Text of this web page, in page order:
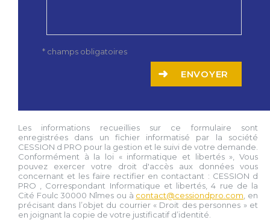
* champs obligatoires
ENVOYER
Les informations recueillies sur ce formulaire sont
enregistrées dans un fichier informatisé par la société
CESSION d PRO pour la gestion et le suivi de votre demande.
Conformément à la loi « informatique et libertés », Vous
pouvez exercer votre droit d'accès aux données vous
concernant et les faire rectifier en contactant : CESSION d
PRO
, Correspondant Informatique et libertés,4 rue de la
Cité Foulc 30000 Nîmes ou à contact@cessiondpro.com , en
précisant dans l’objet du courrier « Droit des personnes » et
en joignant la copie de votre justificatif d’identité.